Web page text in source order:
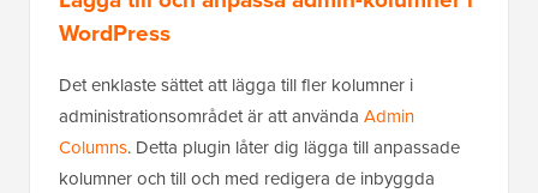
WordPress
Det enklaste sättet att lägga till fler kolumner i
administrationsområdet är att använda Admin
Columns. Detta plugin låter dig lägga till anpassade
kolumner och till och med redigera de inbyggda